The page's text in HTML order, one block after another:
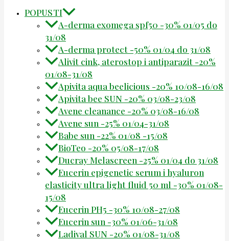
POPUSTI
A-derma exomega spf50 -30% 01/05 do
31/08
A-derma protect -50% 01/04 do 31/08
Alivit cink, aterostop i antiparazit -20%
01/08-31/08
Apivita aqua beelicious -20% 10/08-16/08
Apivita bee SUN -20% 03/08-23/08
Avene cleanance -20% 03/08-16/08
Avene sun -25% 01/04-31/08
Babe sun -22% 01/08 -15/08
BioTeo -20% 05/08-17/08
Ducray Melascreen -25% 01/04 do 31/08
Eucerin epigenetic serum i hyaluron
elasticity ultra light fluid 50 ml -30% 01/08-
15/08
Eucerin PH5 -30% 10/08-27/08
Eucerin sun -30% 01/06-31/08
Ladival SUN -20% 01/08-31/08